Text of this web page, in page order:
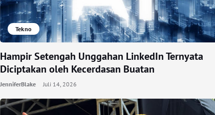
Tekno
Hampir Setengah Unggahan LinkedIn Ternyata
Diciptakan oleh Kecerdasan Buatan
JenniferBlake Juli 14, 2026